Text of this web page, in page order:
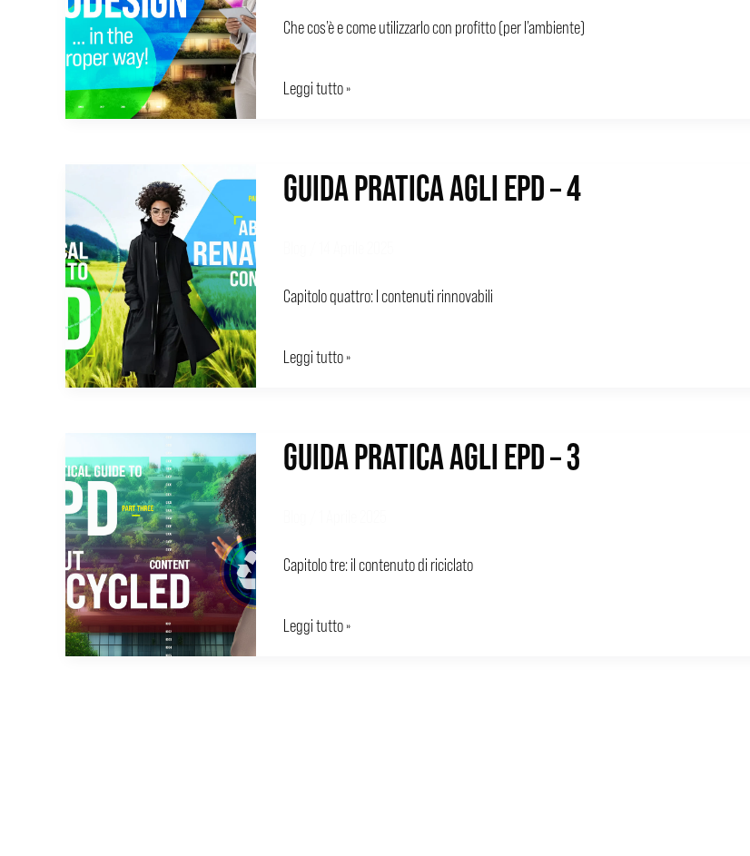
Che cos’è e come utilizzarlo con profitto (per l’ambiente)
Leggi tutto »
GUIDA PRATICA AGLI EPD – 4
Capitolo quattro: I contenuti rinnovabili
GUIDA
4Leggi tutto »
GUIDA PRATICA AGLI EPD – 3
Capitolo tre: il contenuto di riciclato
GUIDA
3Leggi tutto »